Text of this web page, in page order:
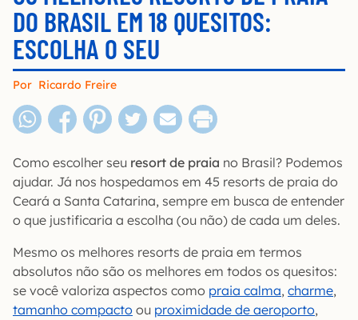
DO BRASIL EM 18 QUESITOS:
ESCOLHA O SEU
Por Ricardo Freire
Como escolher seu resort de praia no Brasil? Podemos
ajudar. Já nos hospedamos em 45 resorts de praia do
Ceará a Santa Catarina, sempre em busca de entender
o que justificaria a escolha (ou não) de cada um deles.
Mesmo os melhores resorts de praia em termos
absolutos não são os melhores em todos os quesitos:
se você valoriza aspectos como praia calma, charme,
tamanho compacto ou proximidade de aeroporto,